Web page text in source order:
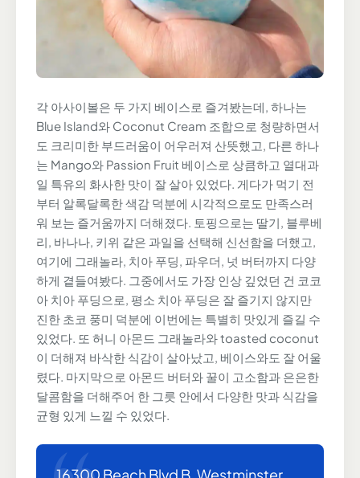
각 아사이볼은 두 가지 베이스로 즐겨봤는데, 하나는
Blue Island와 Coconut Cream 조합으로 청량하면서
도 크리미한 부드러움이 어우러져 산뜻했고, 다른 하나
는 Mango와 Passion Fruit 베이스로 상큼하고 열대과
일 특유의 화사한 맛이 잘 살아 있었다. 게다가 먹기 전
부터 알록달록한 색감 덕분에 시각적으로도 만족스러
워 보는 즐거움까지 더해졌다. 토핑으로는 딸기, 블루베
리, 바나나, 키위 같은 과일을 선택해 신선함을 더했고,
여기에 그래놀라, 치아 푸딩, 파우더, 넛 버터까지 다양
하게 곁들여봤다. 그중에서도 가장 인상 깊었던 건 코코
아 치아 푸딩으로, 평소 치아 푸딩은 잘 즐기지 않지만
진한 초코 풍미 덕분에 이번에는 특별히 맛있게 즐길 수
있었다. 또 허니 아몬드 그래놀라와 toasted coconut
이 더해져 바삭한 식감이 살아났고, 베이스와도 잘 어울
렸다. 마지막으로 아몬드 버터와 꿀이 고소함과 은은한
달콤함을 더해주어 한 그릇 안에서 다양한 맛과 식감을
균형 있게 느낄 수 있었다.